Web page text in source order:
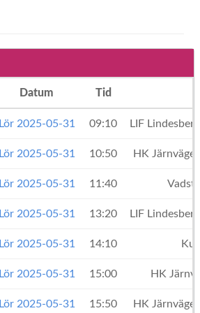
Datum Tid
Lör 2025-05-31 09:10 LIF
Lör 2025-05-31 10:50 HK
Lör 2025-05-31 11:40
Lör 2025-05-31 13:20 LIF
Lör 2025-05-31 14:10
Lör 2025-05-31 15:00 HK
Lör 2025-05-31 15:50 HK